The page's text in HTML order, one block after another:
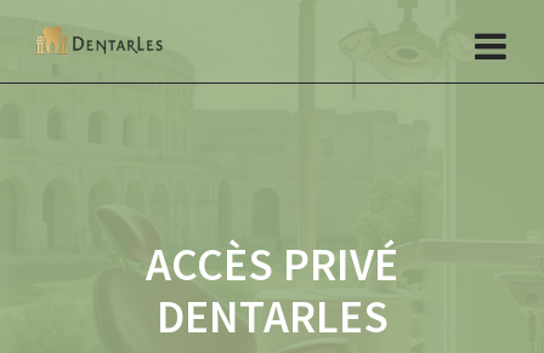
ACCÈS PRIVÉ
DENTARLES